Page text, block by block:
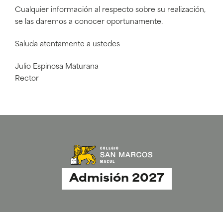
Cualquier información al respecto sobre su realización,
se las daremos a conocer oportunamente.
Saluda atentamente a ustedes
Julio Espinosa Maturana
Rector
Admisión 2027